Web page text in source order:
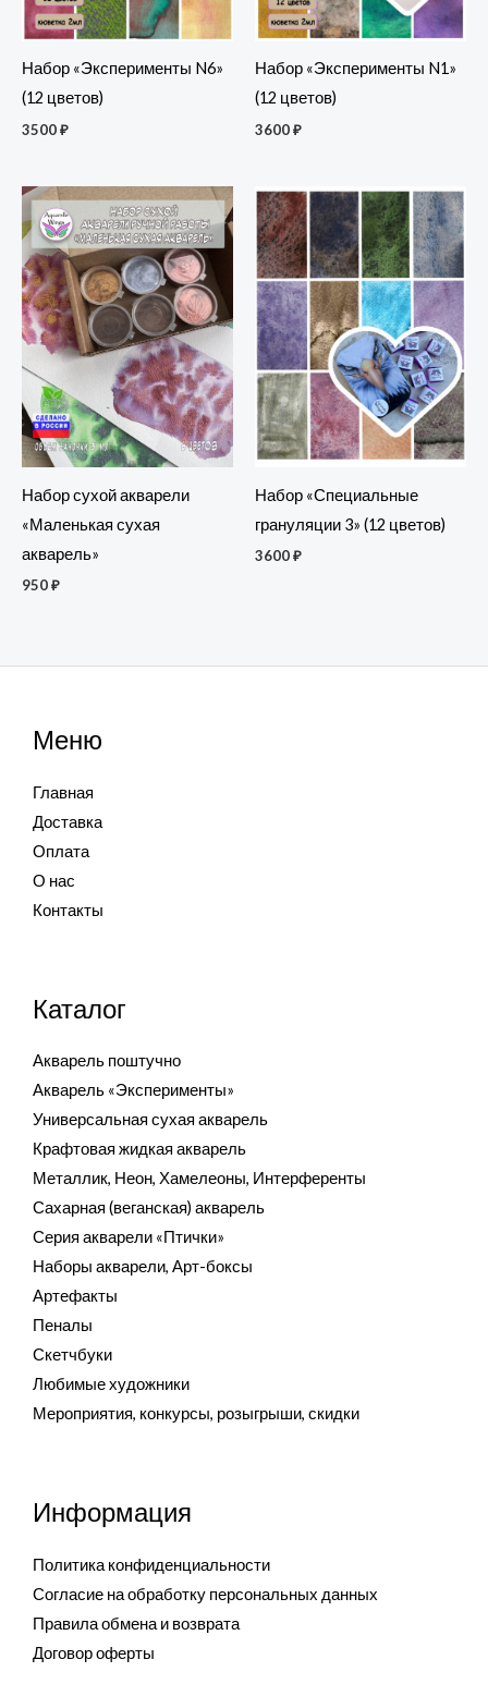
Набор «Эксперименты N6»
(12 цветов)
3500₽
Набор «Эксперименты N1»
(12 цветов)
3600₽
Набор сухой акварели
«Маленькая сухая
акварель»
950₽
Набор «Специальные
грануляции 3» (12 цветов)
3600₽
Меню
Главная
Доставка
Оплата
О нас
Контакты
Каталог
Акварель поштучно
Акварель «Эксперименты»
Универсальная сухая акварель
Крафтовая жидкая акварель
Металлик, Неон, Хамелеоны, Интерференты
Сахарная (веганская) акварель
Серия акварели «Птички»
Наборы акварели, Арт-боксы
Артефакты
Пеналы
Скетчбуки
Любимые художники
Мероприятия, конкурсы, розыгрыши, скидки
Информация
Политика конфиденциальности
Согласие на обработку персональных данных
Правила обмена и возврата
Договор оферты